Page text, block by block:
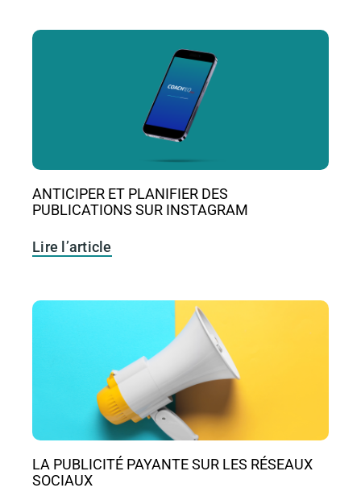
ANTICIPER ET PLANIFIER DES
PUBLICATIONS SUR INSTAGRAM
Lire l’article
LA PUBLICITÉ PAYANTE SUR LES RÉSEAUX
SOCIAUX